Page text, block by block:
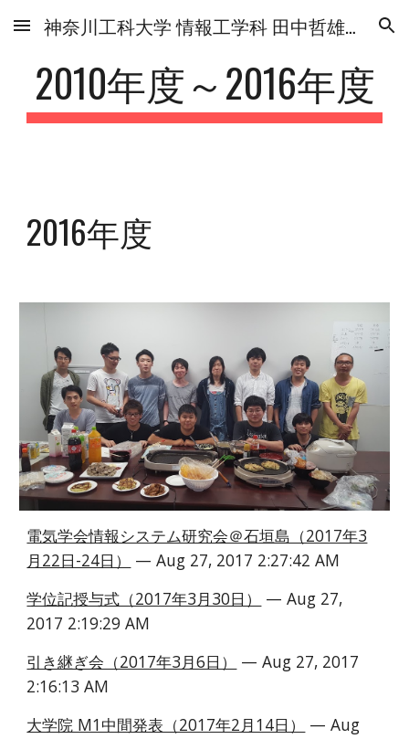
Skip to main content Skip to navigation
神奈川工科大学 情報工学科 田中哲雄研究室
2010年度～2016年度
2016年度
電気学会情報システム研究会＠石垣島（2017年3
月22日-24日）
— Aug 27, 2017 2:27:42 AM
学位記授与式（2017年3月30日）
— Aug 27,
2017 2:19:29 AM
引き継ぎ会（2017年3月6日）
— Aug 27, 2017
2:16:13 AM
大学院 M1中間発表（2017年2月14日）
— Aug